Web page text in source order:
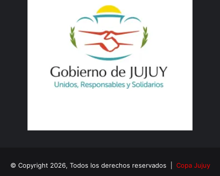
© Copyright 2026, Todos los derechos reservados | Copa Jujuy